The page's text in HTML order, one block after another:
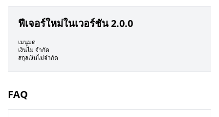
ฟีเจอร์ใหม่ในเวอร์ชัน 2.0.0
เมนูมด
เงินไม่ จำกัด
สกุลเงินไม่จำกัด
FAQ